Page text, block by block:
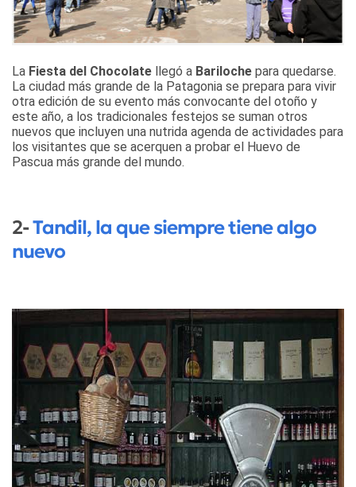
La Fiesta del Chocolate llegó a Bariloche para quedarse.
La ciudad más grande de la Patagonia se prepara para vivir
otra edición de su evento más convocante del otoño y
este año, a los tradicionales festejos se suman otros
nuevos que incluyen una nutrida agenda de actividades para
los visitantes que se acerquen a probar el Huevo de
Pascua más grande del mundo.
2-Tandil, la que siempre tiene algo
nuevo